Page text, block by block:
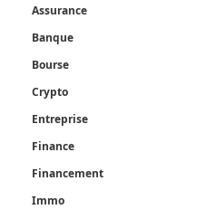
Assurance
Banque
Bourse
Crypto
Entreprise
Finance
Financement
Immo